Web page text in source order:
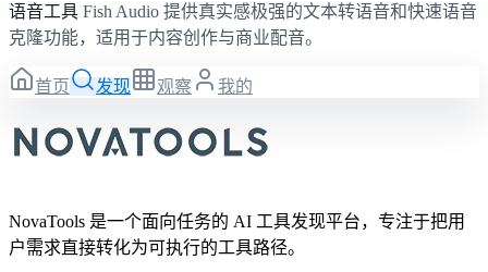
语音工具 Fish Audio 提供真实感极强的文本转语音和快速语音
克隆功能，适用于内容创作与商业配音。
首页 发现 观察 我的
NovaTools 是一个面向任务的 AI 工具发现平台，专注于把用
户需求直接转化为可执行的工具路径。